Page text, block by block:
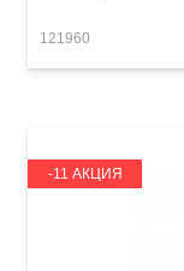
121960
-11 АКЦИЯ